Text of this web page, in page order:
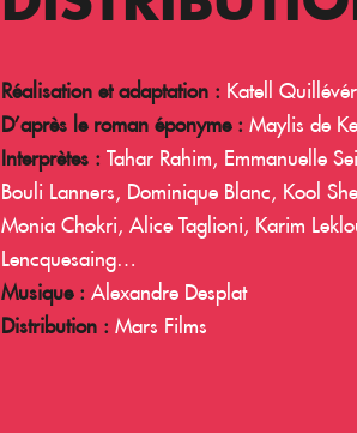
Réalisation et adaptation : Katell
D’après le roman éponyme : Maylis de
Interprètes : Tahar Rahim, Emmanuelle
Bouli Lanners, Dominique Blanc, Kool
Monia Chokri, Alice Taglioni, Karim
Lencquesaing…
Musique : Alexandre Desplat
Distribution : Mars Films